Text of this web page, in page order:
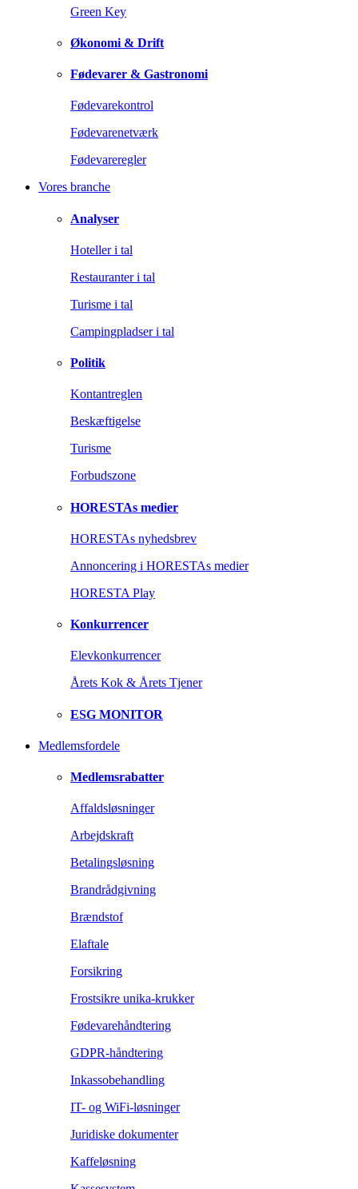
Green Key
Økonomi & Drift
Fødevarer & Gastronomi
Fødevarekontrol
Fødevarenetværk
Fødevareregler
Vores branche
Analyser
Hoteller i tal
Restauranter i tal
Turisme i tal
Campingpladser i tal
Politik
Kontantreglen
Beskæftigelse
Turisme
Forbudszone
HORESTAs medier
HORESTAs nyhedsbrev
Annoncering i HORESTAs medier
HORESTA Play
Konkurrencer
Elevkonkurrencer
Årets Kok & Årets Tjener
ESG MONITOR
Medlemsfordele
Medlemsrabatter
Affaldsløsninger
Arbejdskraft
Betalingsløsning
Brandrådgivning
Brændstof
Elaftale
Forsikring
Frostsikre unika-krukker
Fødevarehåndtering
GDPR-håndtering
Inkassobehandling
IT- og WiFi-løsninger
Juridiske dokumenter
Kaffeløsning